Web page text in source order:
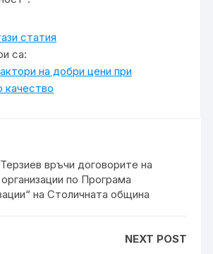
статия
са:
на добри цени при
качество
връчи договорите на
по Програма
на Столичната община
NEXT POST